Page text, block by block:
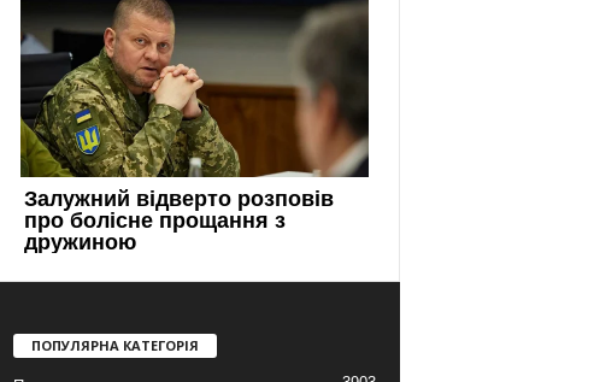
ПОПУЛЯРНА КАТЕГОРІЯ